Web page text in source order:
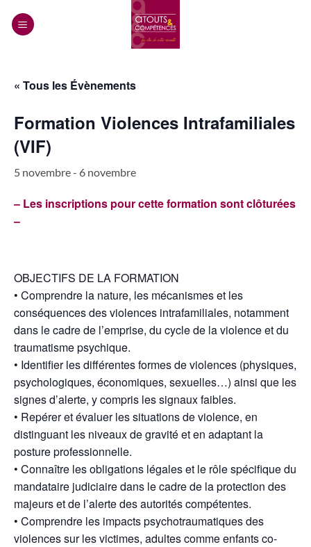
« Tous les Évènements
Formation Violences Intrafamiliales
(VIF)
5 novembre- 6 novembre
– Les inscriptions pour cette formation sont clôturées
–
OBJECTIFS DE LA FORMATION
• Comprendre la nature, les mécanismes et les
conséquences des violences intrafamiliales, notamment
dans le cadre de l’emprise, du cycle de la violence et du
traumatisme psychique.
• Identifier les différentes formes de violences (physiques,
psychologiques, économiques, sexuelles…) ainsi que les
signes d’alerte, y compris les signaux faibles.
• Repérer et évaluer les situations de violence, en
distinguant les niveaux de gravité et en adaptant la
posture professionnelle.
• Connaître les obligations légales et le rôle spécifique du
mandataire judiciaire dans le cadre de la protection des
majeurs et de l’alerte des autorités compétentes.
• Comprendre les impacts psychotraumatiques des
violences sur les victimes, adultes comme enfants co-